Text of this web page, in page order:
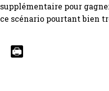
supplémentaire pour
ce scénario pourtant bien